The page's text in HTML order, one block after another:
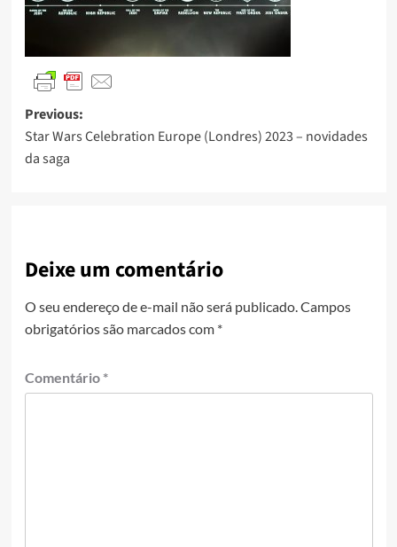
Previous:
Star Wars Celebration Europe (Londres) 2023 – novidades
da saga
Deixe um comentário
O seu endereço de e-mail não será publicado. Campos
obrigatórios são marcados com *
Comentário *